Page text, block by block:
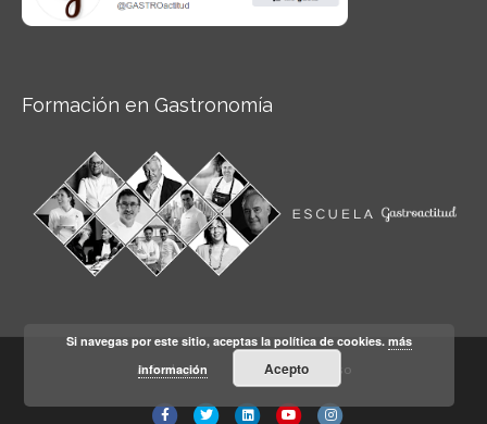
Formación en Gastronomía
Aviso legal Condiciones de Uso
FacebookTwitterLinkedinYoutubeInstagram
Si navegas por este sitio, aceptas la política de cookies.más
información
Acepto